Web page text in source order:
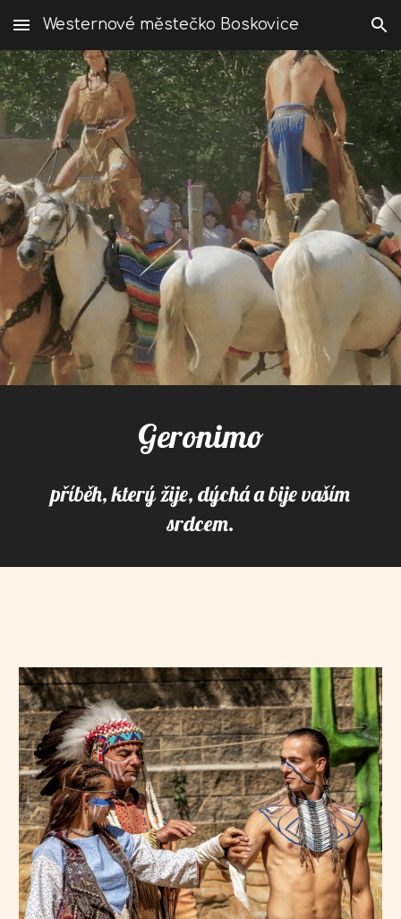
Skip to main content Skip to navigation
Westernové městečko Boskovice
Geronimo
příběh, který žije, dýchá a bije vaším
srdcem.